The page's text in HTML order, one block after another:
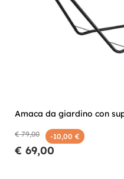
Amaca da giardino con
€ 79,00 -10,00 €
€ 69,00